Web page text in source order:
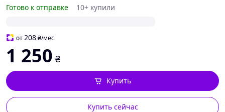
Готово к отправке 10+ купили
от208₴/мес
1 250 ₴
Купить сейчас
Купить